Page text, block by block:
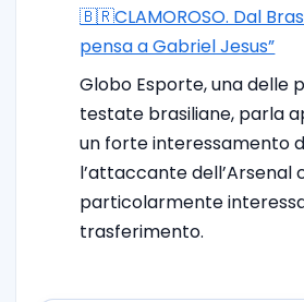
🇧🇷CLAMOROSO. Dal
pensa a Gabriel Jesus”
Globo Esporte, una delle
testate brasiliane, parla
un forte interessamento
l’attaccante dell’Arsenal
particolarmente
trasferimento.